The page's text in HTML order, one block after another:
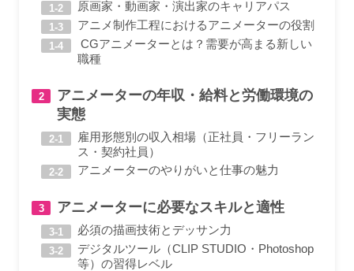
原画家・動画家・演出家のキャリアパス
アニメ制作工程におけるアニメーターの役割
CGアニメーターとは？需要が高まる新しい
職種
アニメーターの年収・給料と労働環境の
実態
雇用形態別の収入相場（正社員・フリーラン
ス・契約社員）
アニメーターのやりがいと仕事の魅力
アニメーターに必要なスキルと適性
必須の描画技術とデッサン力
デジタルツール（CLIP STUDIO・Photoshop
等）の習得レベル